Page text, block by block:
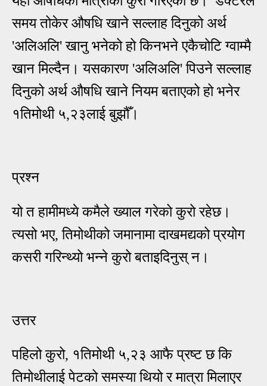
समय तोकेर औषधि खाने सल्लाह दिनुको अर्थ
'अलिअलि' खानु भनेको हो किनभने एकैचोटि ग्वाम्मै
खान मिल्दैन। यसकारण 'अलिअलि' पिउने सल्लाह
दिनुको अर्थ औषधि खाने नियम बताएको हो भनेर
१तिमोथी ५,२३लाई बुझौँ।
प्रश्न
यो त हामीमध्ये कमैले ख्याल गरेको कुरो रहेछ।
त्यसो भए, तिमोथीको जमानामा दाखमद्यको प्रयोग
कसरी गरिन्थ्यो भन्ने कुरो बताइदिनुस् न।
उत्तर
पहिलो कुरो, १तिमोथी ५,२३ आफै प्रष्ट छ कि
तिमोथीलाई पेटको समस्या थियो र मात्रा मिलाएर